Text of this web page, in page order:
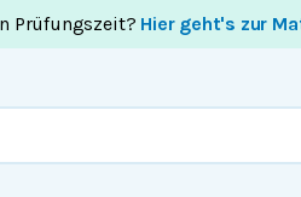
Prüfungszeit? Hier geht's zur